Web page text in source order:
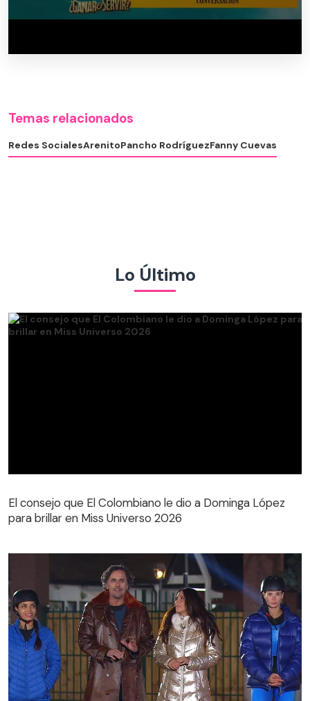
Temas relacionados
Redes SocialesArenitoPancho RodríguezFanny Cuevas
Lo Último
para brillar en Miss Universo 2026
El consejo que El Colombiano le dio a Dominga López
para brillar en Miss Universo 2026